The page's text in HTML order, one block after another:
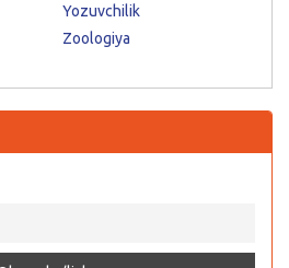
Yozuvchilik
Zoologiya